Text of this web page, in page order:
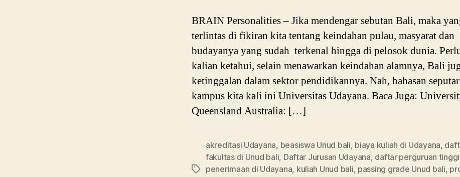
BRAIN Personalities – Jika mendengar sebutan Bali, maka
terlintas di fikiran kita tentang keindahan pulau, masyarat dan
budayanya yang sudah terkenal hingga di pelosok dunia.
kalian ketahui, selain menawarkan keindahan alamnya, Bali
ketinggalan dalam sektor pendidikannya. Nah, bahasan seputar
kampus kita kali ini Universitas Udayana. Baca Juga:
Queensland Australia: […]
Tags
akreditasi Udayana, beasiswa Unud bali, biaya kuliah di Udayana,
fakultas di Unud bali, Daftar Jurusan Udayana, daftar perguruan tinggi
penerimaan di Udayana, kuliah Unud bali, passing grade Unud bali,